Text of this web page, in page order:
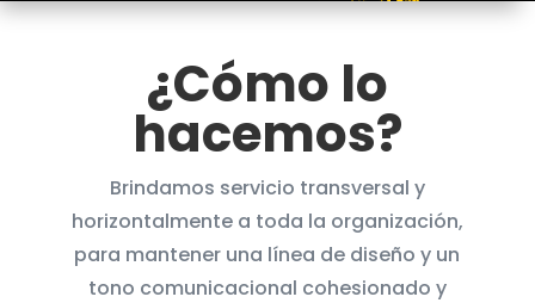
¿Cómo lo
hacemos?
Brindamos servicio transversal y
horizontalmente a toda la organización,
para mantener una línea de diseño y un
tono comunicacional cohesionado y